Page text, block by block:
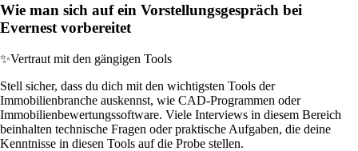
Wie man sich auf ein Vorstellungsgespräch bei
Evernest vorbereitet
✨Vertraut mit den gängigen Tools
Stell sicher, dass du dich mit den wichtigsten Tools der
Immobilienbranche auskennst, wie CAD-Programmen oder
Immobilienbewertungssoftware. Viele Interviews in diesem Bereich
beinhalten technische Fragen oder praktische Aufgaben, die deine
Kenntnisse in diesen Tools auf die Probe stellen.